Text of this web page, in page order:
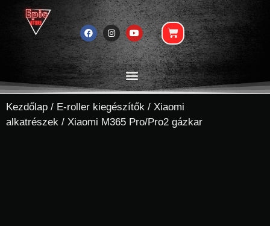
Kezdőlap / E-roller kiegészítők / Xiaomi
alkatrészek / Xiaomi M365 Pro/Pro2 gázkar